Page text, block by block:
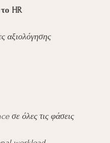
HR
αξιολόγησης
σε όλες τις φάσεις